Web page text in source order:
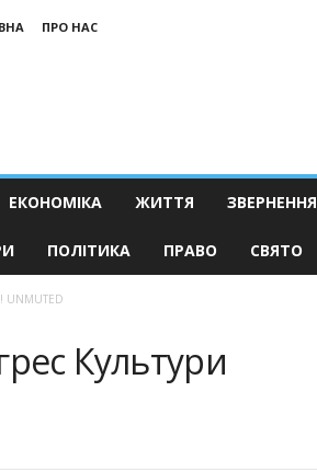
ПРО НАС
ЕКОНОМІКА ЖИТТЯ ЗВЕРНЕННЯ
ПОЛІТИКА ПРАВО СВЯТО
UNMUTED
Культури